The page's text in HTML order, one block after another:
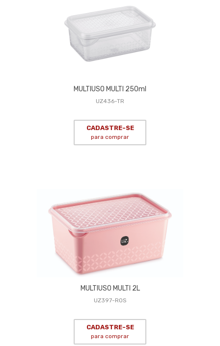
MULTIUSO MULTI 250ml
UZ436-TR
CADASTRE-SE
para comprar
MULTIUSO MULTI 2L
UZ397-ROS
CADASTRE-SE
para comprar